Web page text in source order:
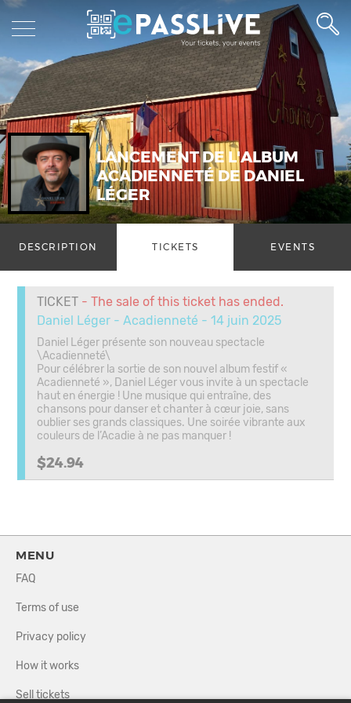
LANCEMENT DE L'ALBUM
ACADIENNETÉ DE DANIEL
LÉGER
DESCRIPTION TICKETS EVENTS
TICKET - The sale of this ticket has ended.
Daniel Léger - Acadienneté - 14 juin 2025
Daniel Léger présente son nouveau spectacle
\Acadienneté\
Pour célébrer la sortie de son nouvel album festif «
Acadienneté », Daniel Léger vous invite à un spectacle
haut en énergie ! Une musique qui entraîne, des
chansons pour danser et chanter à cœur joie, sans
oublier ses grands classiques. Une soirée vibrante aux
couleurs de l’Acadie à ne pas manquer !
$24.94
MENU
FAQ
Terms of use
Privacy policy
How it works
Sell tickets